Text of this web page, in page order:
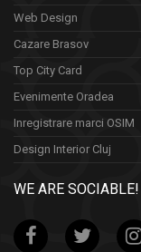
Web Design
Cazare Brasov
Top City Card
Evenimente Oradea
Inregistrare marci OSIM
Design Interior Cluj
WE ARE SOCIABLE!